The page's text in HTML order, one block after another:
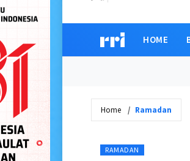
HOME
Home Ramadan
RAMADAN